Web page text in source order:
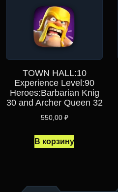
TOWN HALL:10
Experience Level:90
Heroes:Barbarian Knig
30 and Archer Queen 32
550,00 ₽
В корзину